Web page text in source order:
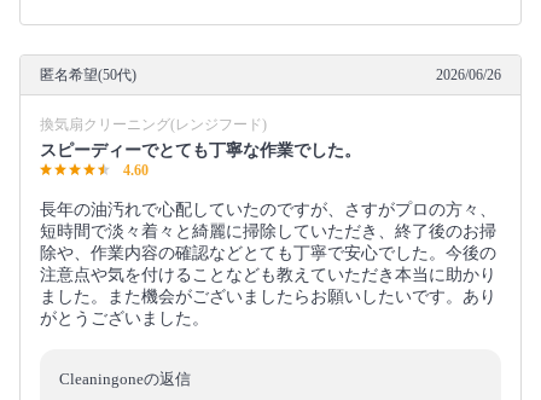
匿名希望(50代) 2026/06/26
換気扇クリーニング(レンジフード)
スピーディーでとても丁寧な作業でした。
4.60
長年の油汚れで心配していたのですが、さすがプロの方々、
短時間で淡々着々と綺麗に掃除していただき、終了後のお掃
除や、作業内容の確認などとても丁寧で安心でした。今後の
注意点や気を付けることなども教えていただき本当に助かり
ました。また機会がございましたらお願いしたいです。あり
がとうございました。
Cleaningoneの返信